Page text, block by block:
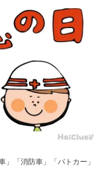
」「消防車」「パトカー」